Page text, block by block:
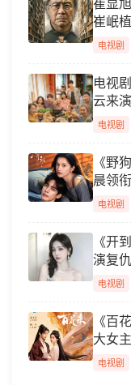
崔岷
电视剧
电视
云来
电视剧
《野
晨领
电视剧
《开
演复
电视剧
《百
大女
电视剧